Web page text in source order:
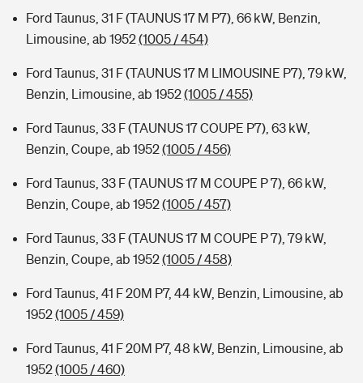
Ford Taunus, 31 F (TAUNUS 17 M P7), 66 kW, Benzin,
Limousine, ab 1952(1005 / 454)
Ford Taunus, 31 F (TAUNUS 17 M LIMOUSINE P7), 79 kW,
Benzin, Limousine, ab 1952(1005 / 455)
Ford Taunus, 33 F (TAUNUS 17 COUPE P7), 63 kW,
Benzin, Coupe, ab 1952(1005 / 456)
Ford Taunus, 33 F (TAUNUS 17 M COUPE P 7), 66 kW,
Benzin, Coupe, ab 1952(1005 / 457)
Ford Taunus, 33 F (TAUNUS 17 M COUPE P 7), 79 kW,
Benzin, Coupe, ab 1952(1005 / 458)
Ford Taunus, 41 F 20M P7, 44 kW, Benzin, Limousine, ab
1952(1005 / 459)
Ford Taunus, 41 F 20M P7, 48 kW, Benzin, Limousine, ab
1952(1005 / 460)